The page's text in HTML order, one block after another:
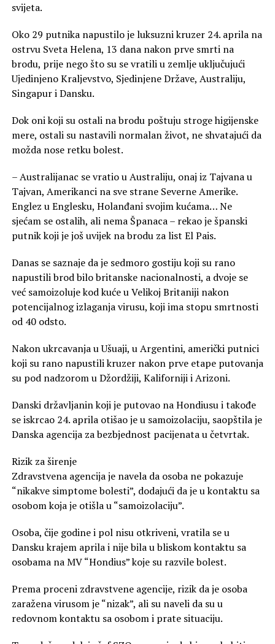
svijeta.
Oko 29 putnika napustilo je luksuzni kruzer 24. aprila na
ostrvu Sveta Helena, 13 dana nakon prve smrti na
brodu, prije nego što su se vratili u zemlje uključujući
Ujedinjeno Kraljevstvo, Sjedinjene Države, Australiju,
Singapur i Dansku.
Dok oni koji su ostali na brodu poštuju stroge higijenske
mere, ostali su nastavili normalan život, ne shvatajući da
možda nose retku bolest.
– Australijanac se vratio u Australiju, onaj iz Tajvana u
Tajvan, Amerikanci na sve strane Severne Amerike.
Englez u Englesku, Holanđani svojim kućama… Ne
sjećam se ostalih, ali nema Španaca – rekao je španski
putnik koji je još uvijek na brodu za list El Pais.
Danas se saznaje da je sedmoro gostiju koji su rano
napustili brod bilo britanske nacionalnosti, a dvoje se
već samoizoluje kod kuće u Velikoj Britaniji nakon
potencijalnog izlaganja virusu, koji ima stopu smrtnosti
od 40 odsto.
Nakon ukrcavanja u Ušuaji, u Argentini, američki putnici
koji su rano napustili kruzer nakon prve etape putovanja
su pod nadzorom u Džordžiji, Kaliforniji i Arizoni.
Danski državljanin koji je putovao na Hondiusu i takođe
se iskrcao 24. aprila otišao je u samoizolaciju, saopštila je
Danska agencija za bezbjednost pacijenata u četvrtak.
Rizik za širenje
Zdravstvena agencija je navela da osoba ne pokazuje
“nikakve simptome bolesti”, dodajući da je u kontaktu sa
osobom koja je otišla u “samoizolaciju”.
Osoba, čije godine i pol nisu otkriveni, vratila se u
Dansku krajem aprila i nije bila u bliskom kontaktu sa
osobama na MV “Hondius” koje su razvile bolest.
Prema proceni zdravstvene agencije, rizik da je osoba
zaražena virusom je “nizak”, ali su naveli da su u
redovnom kontaktu sa osobom i prate situaciju.